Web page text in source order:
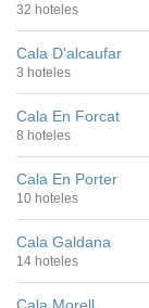
32 hoteles
Cala D'alcaufar
3 hoteles
Cala En Forcat
8 hoteles
Cala En Porter
10 hoteles
Cala Galdana
14 hoteles
Cala Morell